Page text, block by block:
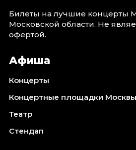
Билеты на лучшие концерты
Московской области. Не
офертой.
Афиша
Концерты
Концертные площадки Москвы
Театр
Стендап